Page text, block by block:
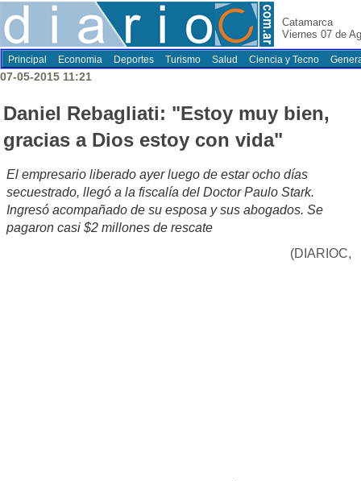
Catamarca
Viernes 07 de
Principal Economia Deportes Turismo Salud Ciencia y Tecno
07-05-2015 11:21
Daniel Rebagliati: "Estoy muy bien,
gracias a Dios estoy con vida"
El empresario liberado ayer luego de estar ocho días
secuestrado, llegó a la fiscalía del Doctor Paulo Stark.
Ingresó acompañado de su esposa y sus abogados. Se
pagaron casi $2 millones de rescate
(DIARIOC,